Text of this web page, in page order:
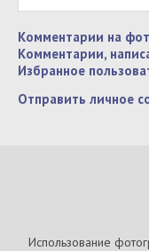
Комментарии на
Комментарии,
Избранное
Отправить личное
Использование